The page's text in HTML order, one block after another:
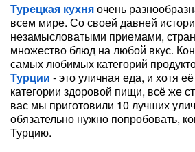
Турецкая кухняочень
всем мире. Со своей давней
незамысловатыми приемами,
множество блюд на любой вкус.
самых любимых категорий
Турции - это уличная еда, и хотя
категории здоровой пищи, всё же
вас мы приготовили 10 лучших
обязательно нужно попробовать,
Турцию.